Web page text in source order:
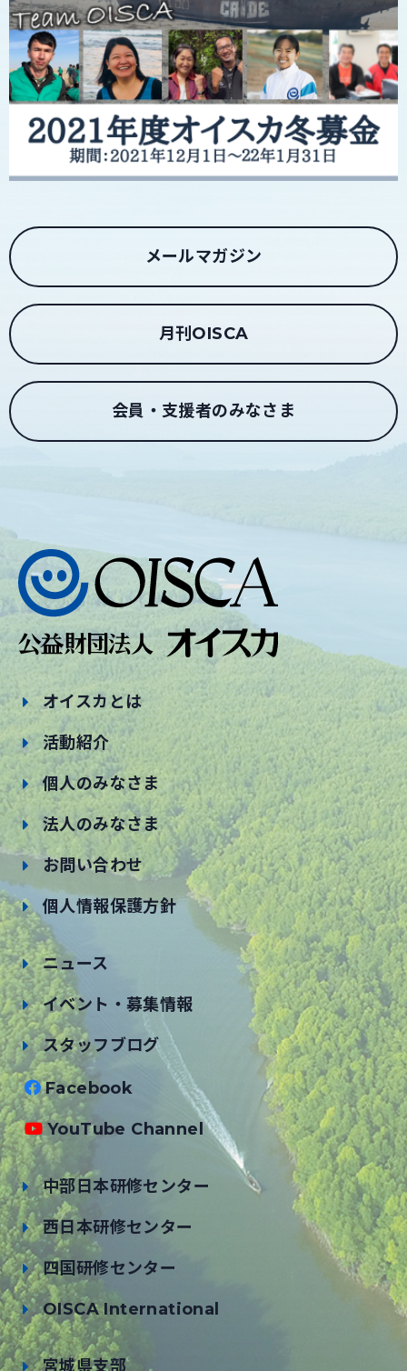
メールマガジン
月刊OISCA
会員・支援者のみなさま
オイスカとは
活動紹介
個人のみなさま
法人のみなさま
お問い合わせ
個人情報保護方針
ニュース
イベント・募集情報
スタッフブログ
Facebook
YouTube Channel
中部日本研修センター
西日本研修センター
四国研修センター
OISCA International
宮城県支部